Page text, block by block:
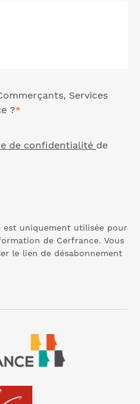
Services
?*
de confidentialité de
est uniquement utilisée pour
de Cerfrance. Vous
le lien de désabonnement